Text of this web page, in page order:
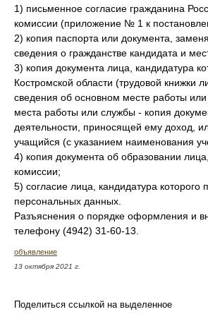
1) письменное согласие гражданина
комиссии (приложение № 1 к
2) копия паспорта или документа,
сведения о гражданстве кандидата и
3) копия документа лица, кандидатура
Костромской области (трудовой книжки
сведения об основном месте работы
места работы или службы - копия
деятельности, приносящей ему доход,
учащийся (с указанием наименования
4) копия документа об образовании
комиссии;
5) согласие лица, кандидатура
персональных данных.
Разъяснения о порядке оформления и
телефону (4942) 31-60-13.
объявление
13 октября 2021 г.
Поделиться ссылкой на выделенное